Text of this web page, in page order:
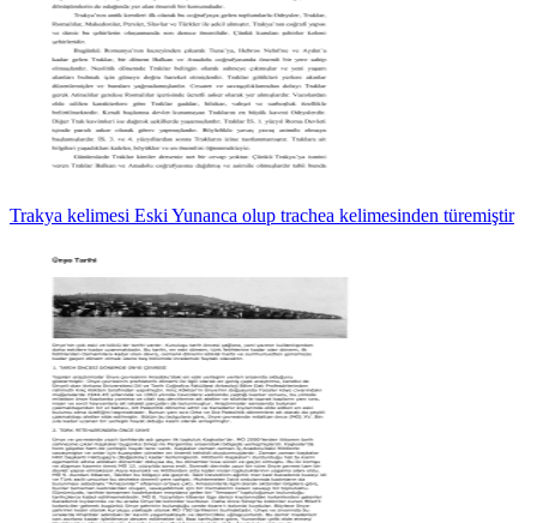
Trakya kelimesi Eski Yunanca olup trachea kelimesinden türemiştir